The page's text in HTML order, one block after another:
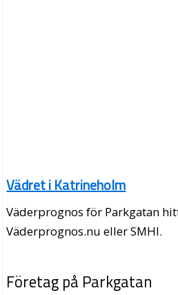
Vädret i Katrineholm
Väderprognos för Parkgatan
Väderprognos.nu eller SMHI.
Företag på Parkgatan